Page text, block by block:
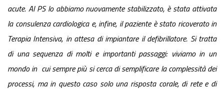
acute. Al PS lo abbiamo nuovamente stabilizzato, è stata attivata
la consulenza cardiologica e, infine, il paziente è stato ricoverato in
Terapia Intensiva, in attesa di impiantare il defibrillatore. Si tratta
di una sequenza di molti e importanti passaggi: viviamo in un
mondo in cui sempre più si cerca di semplificare la complessità dei
processi, ma in questo caso solo una risposta corale, di rete e di